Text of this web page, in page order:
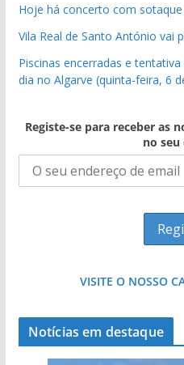
Hoje há concerto com
Vila Real de Santo António vai
Piscinas encerradas e
dia no Algarve (quinta-feira, 6
Registe-se para receber as
no seu
VISITE O NOSSO
Notícias em destaque